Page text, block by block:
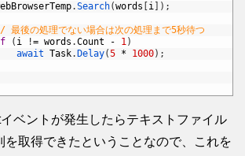
.Search(words i ) ;
最後の処理でない場合は次の処理まで5秒待つ
( i != words .Count - 1)
await Task. Delay(5 * 1000) ;
ベントが発生したらテキストファイル
を取得できたということなので、これを